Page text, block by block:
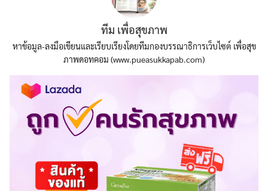
ทีม เพื่อสุขภาพ
หาข้อมูล-ลงมือเขียนและเรียบเรียงโดยทีมกองบรรณาธิการเว็บไซต์ เพื่อสุข
ภาพดอทคอม (www.pueasukkapab.com)